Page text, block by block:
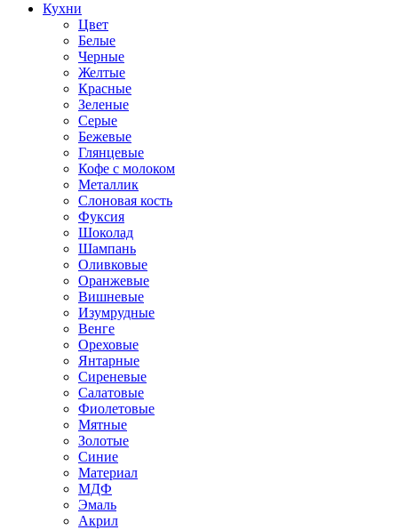
Кухни
Цвет
Белые
Черные
Желтые
Красные
Зеленые
Серые
Бежевые
Глянцевые
Кофе с молоком
Металлик
Слоновая кость
Фуксия
Шоколад
Шампань
Оливковые
Оранжевые
Вишневые
Изумрудные
Венге
Ореховые
Янтарные
Сиреневые
Салатовые
Фиолетовые
Мятные
Золотые
Синие
Материал
МДФ
Эмаль
Акрил